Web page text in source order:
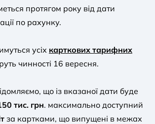
протягом року від дати
по рахунку.
усіх карткових тарифних
чинності 16 вересня.
що із вказаної дати буде
тис. грн. максимально доступний
за картками, що випущені в межах